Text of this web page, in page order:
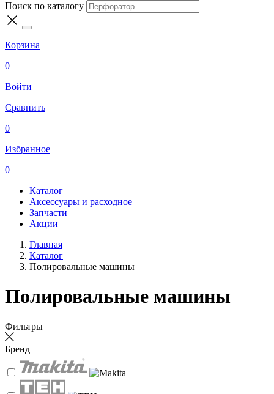
Поиск по каталогу
Корзина
0
Войти
Сравнить
0
Избранное
0
Каталог
Аксессуары и расходное
Запчасти
Акции
Главная
Каталог
Полировальные машины
Полировальные машины
Фильтры
Бренд